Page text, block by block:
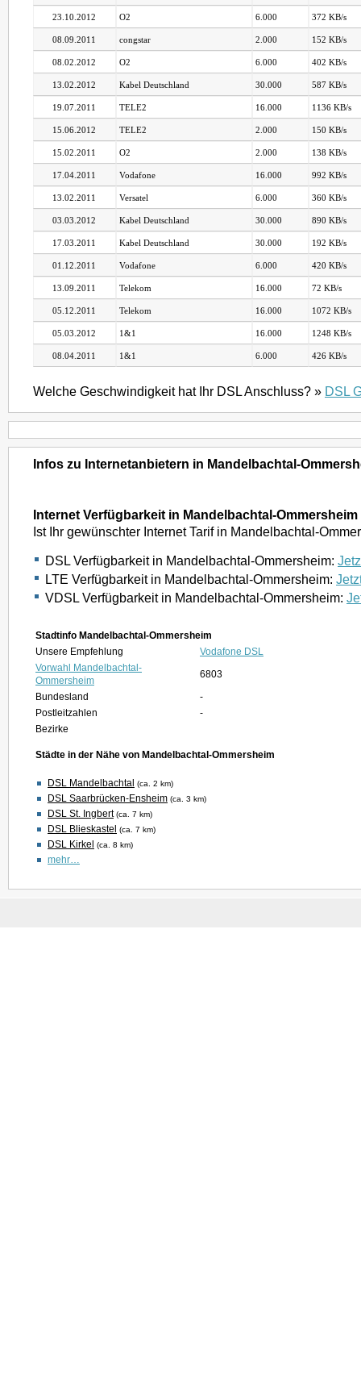
23.10.2012 O2 6.000 372 KB/s
08.09.2011 congstar 2.000 152 KB/s
08.02.2012 O2 6.000 402 KB/s
13.02.2012 Kabel Deutschland 30.000 587 KB/s
19.07.2011 TELE2 16.000 1136 KB/s
15.06.2012 TELE2 2.000 150 KB/s
15.02.2011 O2 2.000 138 KB/s
17.04.2011 Vodafone 16.000 992 KB/s
13.02.2011 Versatel 6.000 360 KB/s
03.03.2012 Kabel Deutschland 30.000 890 KB/s
17.03.2011 Kabel Deutschland 30.000 192 KB/s
01.12.2011 Vodafone 6.000 420 KB/s
13.09.2011 Telekom 16.000 72 KB/s
05.12.2011 Telekom 16.000 1072 KB/s
05.03.2012 1&1 16.000 1248 KB/s
08.04.2011 1&1 6.000 426 KB/s
Welche Geschwindigkeit hat Ihr DSL Anschluss? » DSL
Infos zu Internetanbietern in Mandelbachtal-
Internet Verfügbarkeit in Mandelbachtal-Ommersheim
Ist Ihr gewünschter Internet Tarif in Mandelbachtal-
DSL Verfügbarkeit in Mandelbachtal-Ommersheim:
LTE Verfügbarkeit in Mandelbachtal-Ommersheim:
VDSL Verfügbarkeit in Mandelbachtal-Ommersheim:
Stadtinfo Mandelbachtal-Ommersheim
Unsere Empfehlung
Vodafone DSL
Vorwahl Mandelbachtal-
Ommersheim
6803
Bundesland
-
Postleitzahlen
-
Bezirke
Städte in der Nähe von Mandelbachtal-Ommersheim
DSL Mandelbachtal (ca. 2 km)
DSL Saarbrücken-Ensheim (ca. 3 km)
DSL St. Ingbert (ca. 7 km)
DSL Blieskastel (ca. 7 km)
DSL Kirkel (ca. 8 km)
mehr…